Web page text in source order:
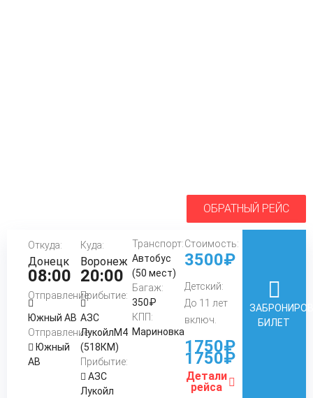
ОБРАТНЫЙ РЕЙС
Откуда:
Донецк
08:00
Отправление:
Южный АВ
Отправление:
Южный
АВ
Куда:
Воронеж
20:00
Прибытие:
АЗС
ЛукойлМ4
(518КМ)
Прибытие:
АЗС
Лукойл
Транспорт:
Автобус
(50 мест)
Багаж:
350₽
КПП:
Мариновка
Стоимость:
3500₽
Детский:
До 11 лет
включ.
1750₽
1750₽
Детали
рейса
БИЛЕТ